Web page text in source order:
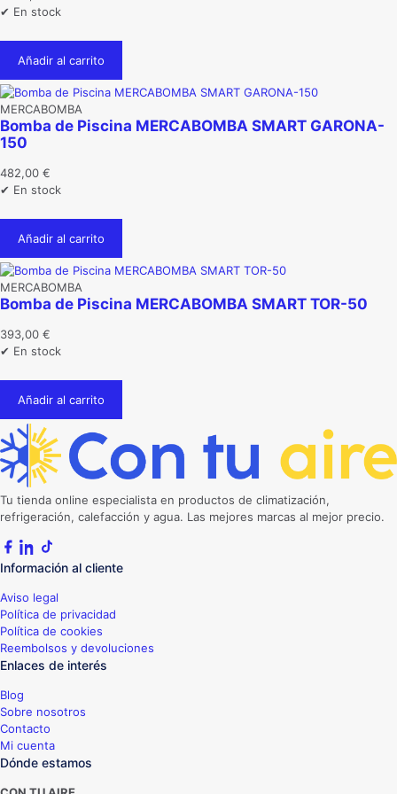
✔ En stock
Añadir al carrito
MERCABOMBA
Bomba de Piscina MERCABOMBA SMART GARONA-
150
482,00 €
✔ En stock
Añadir al carrito
MERCABOMBA
Bomba de Piscina MERCABOMBA SMART TOR-50
393,00 €
✔ En stock
Añadir al carrito
Tu tienda online especialista en productos de climatización,
refrigeración, calefacción y agua. Las mejores marcas al mejor precio.
Información al cliente
Aviso legal
Política de privacidad
Política de cookies
Reembolsos y devoluciones
Enlaces de interés
Blog
Sobre nosotros
Contacto
Mi cuenta
Dónde estamos